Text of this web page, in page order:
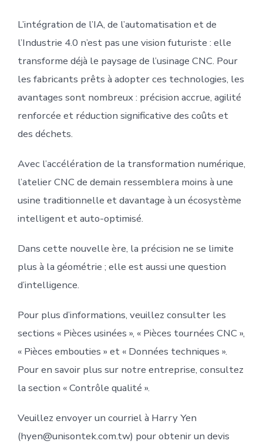
L’intégration de l’IA, de l’automatisation et de
l’Industrie 4.0 n’est pas une vision futuriste : elle
transforme déjà le paysage de l’usinage CNC. Pour
les fabricants prêts à adopter ces technologies, les
avantages sont nombreux : précision accrue, agilité
renforcée et réduction significative des coûts et
des déchets.
Avec l’accélération de la transformation numérique,
l’atelier CNC de demain ressemblera moins à une
usine traditionnelle et davantage à un écosystème
intelligent et auto-optimisé.
Dans cette nouvelle ère, la précision ne se limite
plus à la géométrie ; elle est aussi une question
d’intelligence.
Pour plus d’informations, veuillez consulter les
sections « Pièces usinées », « Pièces tournées CNC »,
« Pièces embouties » et « Données techniques ».
Pour en savoir plus sur notre entreprise, consultez
la section « Contrôle qualité ».
Veuillez envoyer un courriel à Harry Yen
(hyen@unisontek.com.tw) pour obtenir un devis